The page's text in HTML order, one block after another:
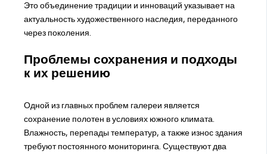
Это объединение традиции и инноваций указывает на
актуальность художественного наследия, переданного
через поколения.
Проблемы сохранения и подходы
к их решению
Одной из главных проблем галереи является
сохранение полотен в условиях южного климата.
Влажность, перепады температур, а также износ здания
требуют постоянного мониторинга. Существуют два